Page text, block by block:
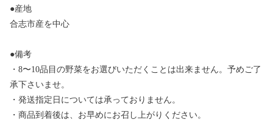
●産地
合志市産を中心
●備考
・8〜10品目の野菜をお選びいただくことは出来ません。予めご了
承下さいませ。
・発送指定日については承っておりません。
・商品到着後は、お早めにお召し上がりください。